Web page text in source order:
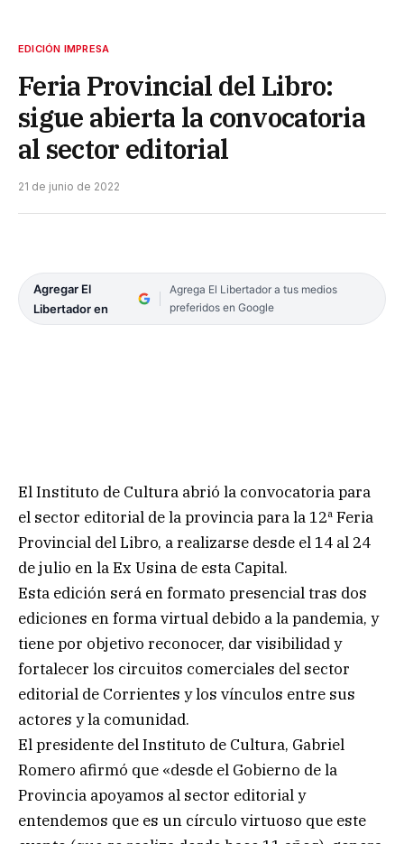
EDICIÓN IMPRESA
Feria Provincial del Libro:
sigue abierta la convocatoria
al sector editorial
21 de junio de 2022
Agregar El
Libertador en
Agrega El Libertador a tus medios
preferidos en Google
El Instituto de Cultura abrió la convocatoria para
el sector editorial de la provincia para la 12ª Feria
Provincial del Libro, a realizarse desde el 14 al 24
de julio en la Ex Usina de esta Capital.
Esta edición será en formato presencial tras dos
ediciones en forma virtual debido a la pandemia, y
tiene por objetivo reconocer, dar visibilidad y
fortalecer los circuitos comerciales del sector
editorial de Corrientes y los vínculos entre sus
actores y la comunidad.
El presidente del Instituto de Cultura, Gabriel
Romero afirmó que «desde el Gobierno de la
Provincia apoyamos al sector editorial y
entendemos que es un círculo virtuoso que este